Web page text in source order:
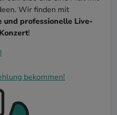
Wir finden mit
und professionelle Live-
!
bekommen!